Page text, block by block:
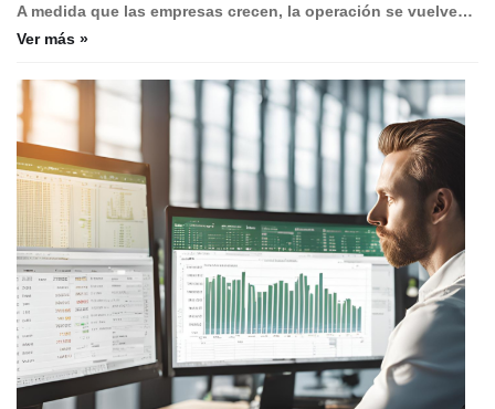
A medida que las empresas crecen, la operación se vuelve…
Ver más »